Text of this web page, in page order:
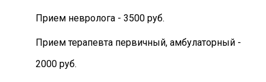
Прием невролога - 3500 руб.
Прием терапевта первичный, амбулаторный -
2000 руб.